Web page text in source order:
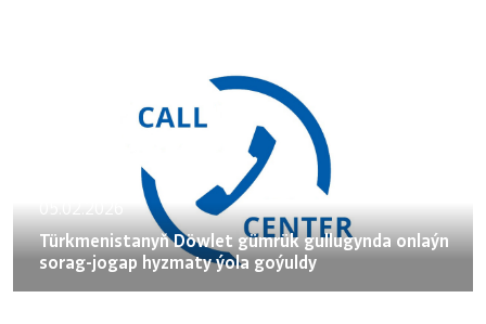
Türkmenistanyň Döwlet gümrük gullugynda onlaýn
sorag-jogap hyzmaty ýola goýuldy